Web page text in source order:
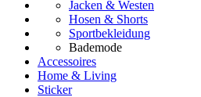
Jacken & Westen
Hosen & Shorts
Sportbekleidung
Bademode
Accessoires
Home & Living
Sticker